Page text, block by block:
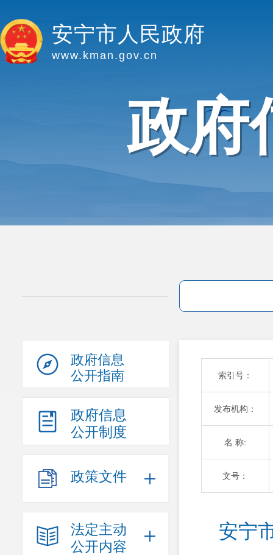
安宁市人民政府
www.kman.gov.cn
政府
政府信息
公开指南
政府信息
公开制度
政策文件
法定主动
公开内容
索引号：
发布机构：
名 称:
文号：
安宁